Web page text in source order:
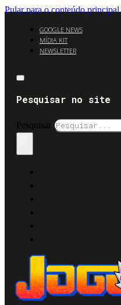
Pular para o conteúdo principal
GOOGLE NEWS
MÍDIA KIT
NEWSLETTER
Pesquisar no site
Pesquisar